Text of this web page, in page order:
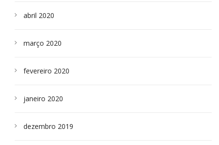
abril 2020
março 2020
fevereiro 2020
janeiro 2020
dezembro 2019